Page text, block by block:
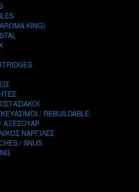
LIQUIDS
PROJECT
JUICE
FOREST
CITY LIQUIDS
TRAIN
CLUB
MAHU
ZOO
KING)
/ REBUILDABLE
ΑΞΕΣΟΥΑΡ
ΝΑΡΓΙΛΕΣ
/ SNUS